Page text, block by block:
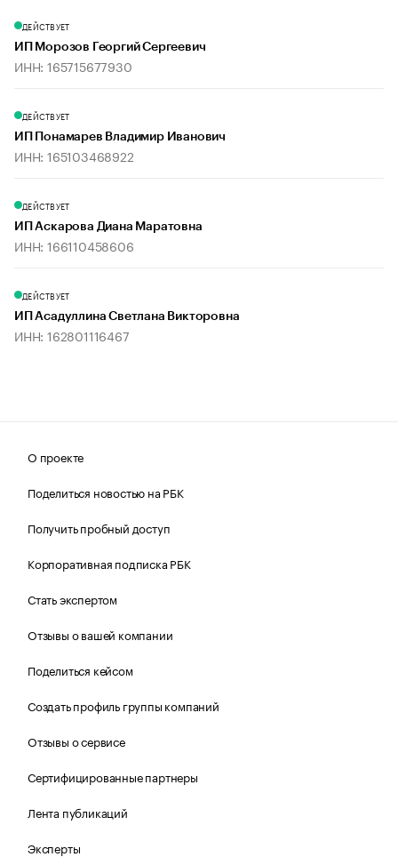
ДЕЙСТВУЕТ
ИП Морозов Георгий Сергеевич
ИНН: 165715677930
ДЕЙСТВУЕТ
ИП Понамарев Владимир Иванович
ИНН: 165103468922
ДЕЙСТВУЕТ
ИП Аскарова Диана Маратовна
ИНН: 166110458606
ДЕЙСТВУЕТ
ИП Асадуллина Светлана Викторовна
ИНН: 162801116467
О проекте
Поделиться новостью на РБК
Получить пробный доступ
Корпоративная подписка РБК
Стать экспертом
Отзывы о вашей компании
Поделиться кейсом
Создать профиль группы компаний
Отзывы о сервисе
Сертифицированные партнеры
Лента публикаций
Эксперты